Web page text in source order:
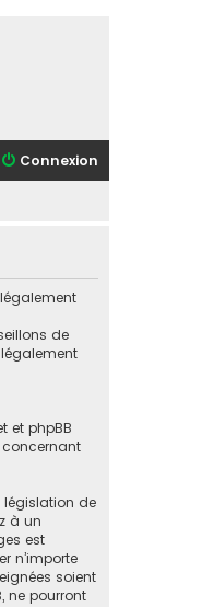
Connexion
de
et phpBB
législation de
à un
est
n’importe
soient
ne pourront